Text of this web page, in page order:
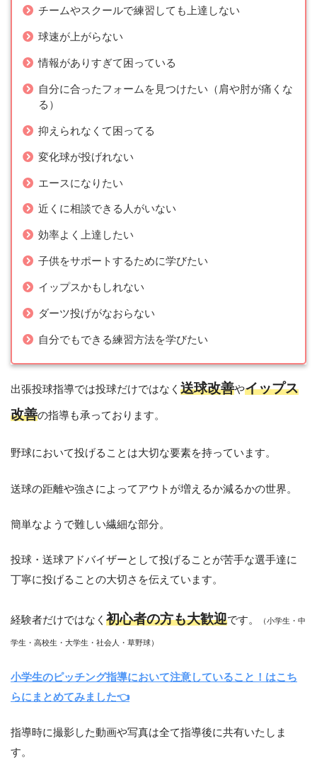
チームやスクールで練習しても上達しない
球速が上がらない
情報がありすぎて困っている
自分に合ったフォームを見つけたい（肩や肘が痛くな
る）
抑えられなくて困ってる
変化球が投げれない
エースになりたい
近くに相談できる人がいない
効率よく上達したい
子供をサポートするために学びたい
イップスかもしれない
ダーツ投げがなおらない
自分でもできる練習方法を学びたい
出張投球指導では投球だけではなく 送球改善やイップス
改善の指導も承っております。
野球において投げることは大切な要素を持っています。
送球の距離や強さによってアウトが増えるか減るかの世界。
簡単なようで難しい繊細な部分。
投球・送球アドバイザーとして投げることが苦手な選手達に
丁寧に投げることの大切さを伝えています。
経験者だけではなく 初心者の方も大歓迎です。 （小学生・中
学生・高校生・大学生・社会人・草野球）
小学生のピッチング指導において注意していること！はこち
らにまとめてみました👈
指導時に撮影した動画や写真は全て指導後に共有いたしま
す。